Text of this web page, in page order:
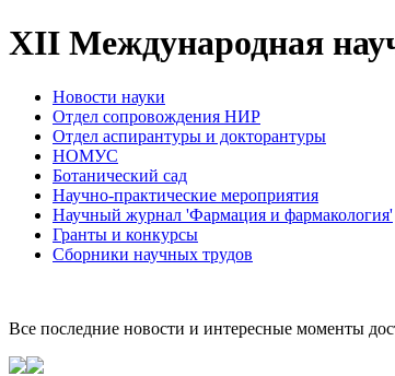
XII Международная
Новости науки
Отдел сопровождения НИР
Отдел аспирантуры и докторантуры
НОМУС
Ботанический сад
Научно-практические мероприятия
Научный журнал 'Фармация и фармакология'
Гранты и конкурсы
Сборники научных трудов
Все последние новости и интересные моменты